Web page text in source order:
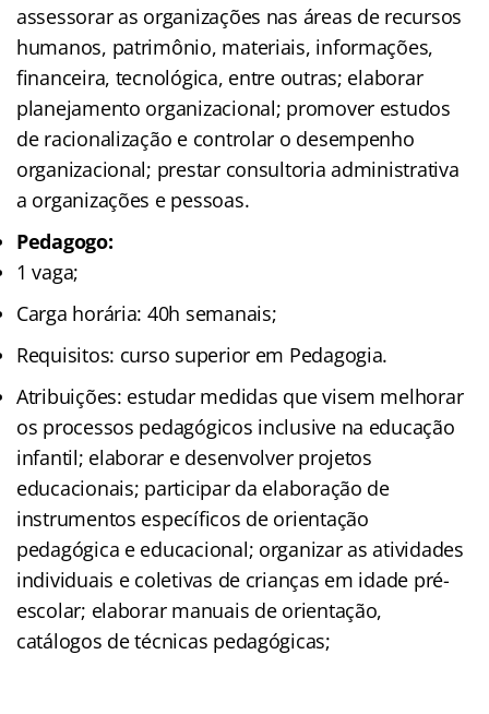
assessorar as organizações nas áreas de recursos
humanos, patrimônio, materiais, informações,
financeira, tecnológica, entre outras; elaborar
planejamento organizacional; promover estudos
de racionalização e controlar o desempenho
organizacional; prestar consultoria administrativa
a organizações e pessoas.
Pedagogo:
1 vaga;
Carga horária: 40h semanais;
Requisitos: curso superior em Pedagogia.
Atribuições: estudar medidas que visem melhorar
os processos pedagógicos inclusive na educação
infantil; elaborar e desenvolver projetos
educacionais; participar da elaboração de
instrumentos específicos de orientação
pedagógica e educacional; organizar as atividades
individuais e coletivas de crianças em idade pré-
escolar; elaborar manuais de orientação,
catálogos de técnicas pedagógicas;